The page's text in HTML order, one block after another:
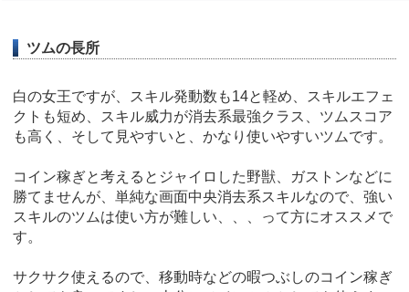
ツムの長所
白の女王ですが、スキル発動数も14と軽め、スキルエフェ
クトも短め、スキル威力が消去系最強クラス、ツムスコア
も高く、そして見やすいと、かなり使いやすいツムです。
コイン稼ぎと考えるとジャイロした野獣、ガストンなどに
勝てませんが、単純な画面中央消去系スキルなので、強い
スキルのツムは使い方が難しい、、、って方にオススメで
す。
サクサク使えるので、移動時などの暇つぶしのコイン稼ぎ